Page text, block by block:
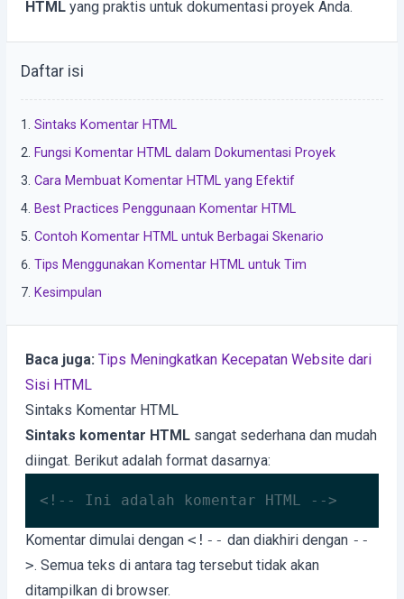
HTML yang praktis untuk dokumentasi proyek Anda.
Daftar isi
Sintaks Komentar HTML
Fungsi Komentar HTML dalam Dokumentasi Proyek
Cara Membuat Komentar HTML yang Efektif
Best Practices Penggunaan Komentar HTML
Contoh Komentar HTML untuk Berbagai Skenario
Tips Menggunakan Komentar HTML untuk Tim
Kesimpulan
Baca juga: Tips Meningkatkan Kecepatan Website dari
Sisi HTML
Sintaks Komentar HTML
Sintaks komentar HTML sangat sederhana dan mudah
diingat. Berikut adalah format dasarnya:
<!-- Ini adalah komentar HTML -->
Code language: HTML, XML xml)
Komentar dimulai dengan <!-- dan diakhiri dengan --
>. Semua teks di antara tag tersebut tidak akan
ditampilkan di browser.